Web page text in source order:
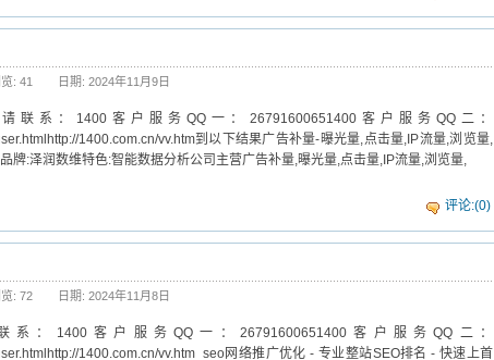
: 41 日期: 2024年11月9日
系：1400客户服务QQ一：26791600651400客户服务QQ二：
1400.com.cn/vv.htm到以下结果广告补量-曝光量,点击量,IP流量,浏览量,
牌:泽润数维特色:智能数据分析公司主营广告补量,曝光量,点击量,IP流量,浏览量,
评论:(0)
: 72 日期: 2024年11月8日
：1400客户服务QQ一：26791600651400客户服务QQ二：
1400.com.cn/vv.htm seo网络推广优化 - 专业整站SEO排名 - 快速上首